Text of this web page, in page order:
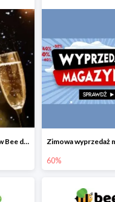
Wszystko na Sylwestra w Bee do -50%
60%